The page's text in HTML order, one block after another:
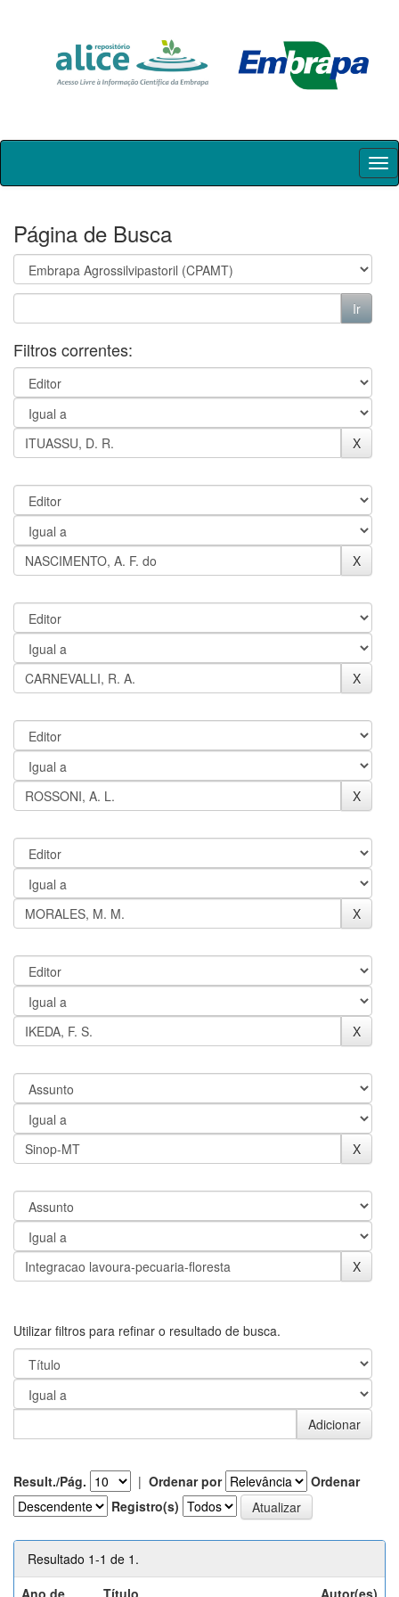
Skip
Página de Busca
Filtros correntes:
Utilizar filtros para refinar o resultado de busca.
Result./Pág. | Ordenar por
Ordenar
Registro(s)
Resultado 1-1 de 1.
Ano de
Título Autor(es)